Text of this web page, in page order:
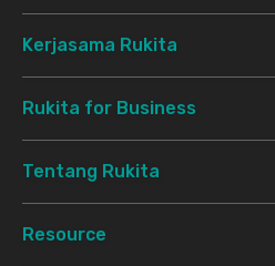
Kerjasama Rukita
Rukita for Business
Tentang Rukita
Resource